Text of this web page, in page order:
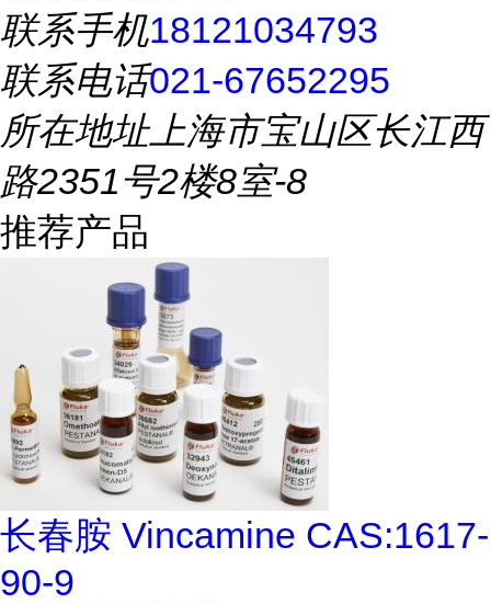
联系手机18121034793
联系电话021-67652295
所在地址上海市宝山区长江西
路2351号2楼8室-8
推荐产品
长春胺 Vincamine CAS:1617-
90-9